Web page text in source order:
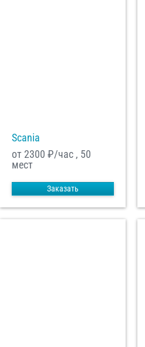
Scania
от 2300 ₽/час , 50
мест
Заказать